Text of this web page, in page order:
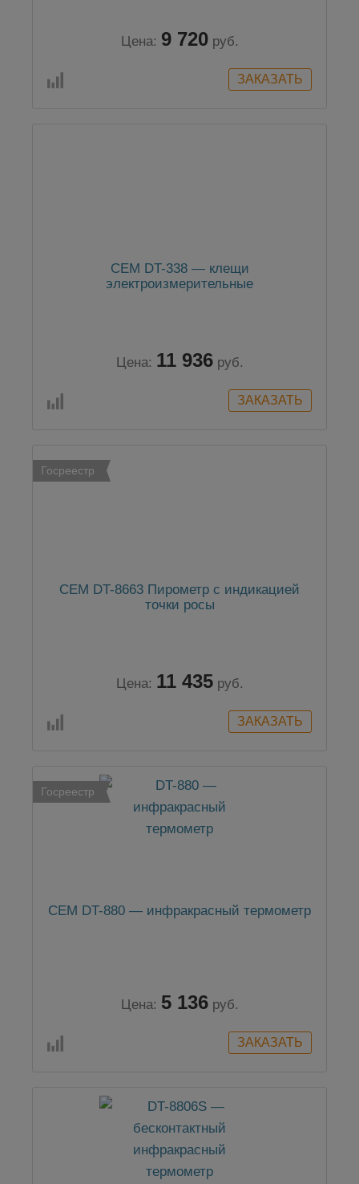
Цена: 9 720 руб.
CEM DT-338 — клещи
электроизмерительные
Цена: 11 936 руб.
Госреестр
CEM DT-8663 Пирометр с индикацией
точки росы
Цена: 11 435 руб.
Госреестр
CEM DT-880 — инфракрасный термометр
Цена: 5 136 руб.